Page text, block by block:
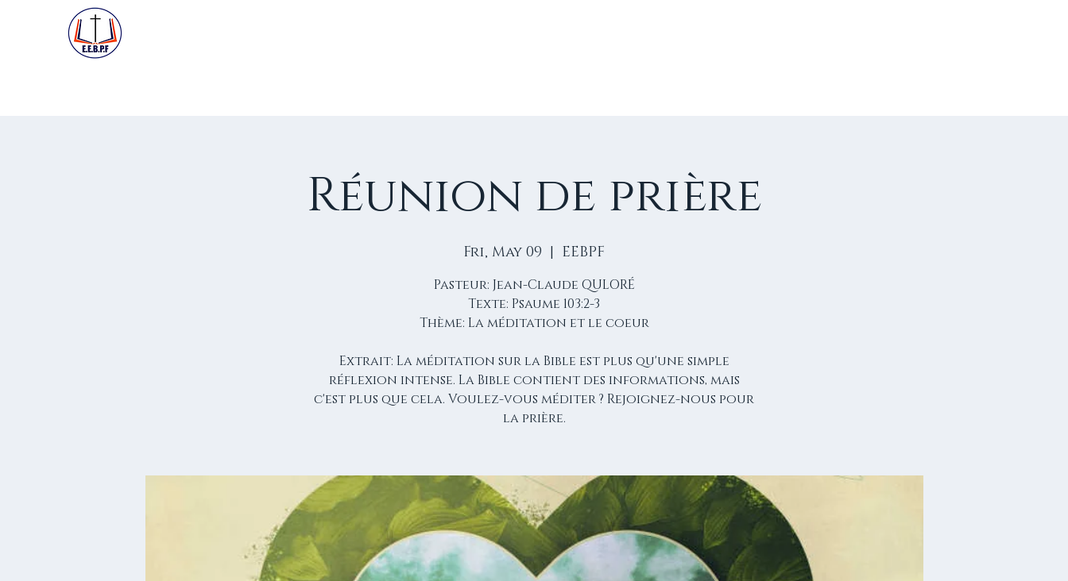
Réunion de prière
Fri, May 09
  |
EEBPF
Pasteur: Jean-Claude QULORÉ
Texte: Psaume 103:2-3
Thème: La méditation et le coeur
Extrait: La méditation sur la Bible est plus qu'une simple
réflexion intense. La Bible contient des informations, mais
c'est plus que cela. Voulez-vous méditer ? Rejoignez-nous pour
la prière.